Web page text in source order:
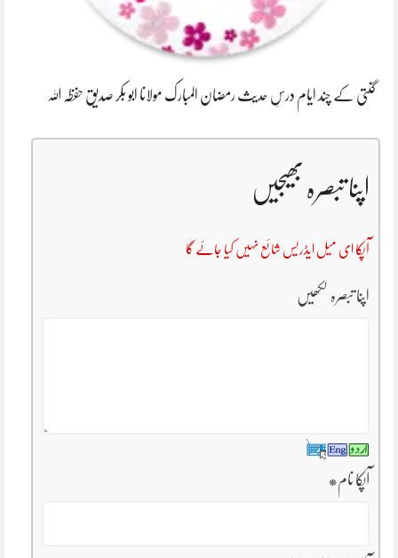
گنتی کے چند ایام درسِ حدیث رمضان المبارک مولانا ابو بکر صدیق حفظہ اللہ
اپنا تبصرہ بھیجیں
آپکا ای میل ایڈریس شائع نہیں کیا جائے گا
اپنا تبصرہ لکھیں
آپکا نام*